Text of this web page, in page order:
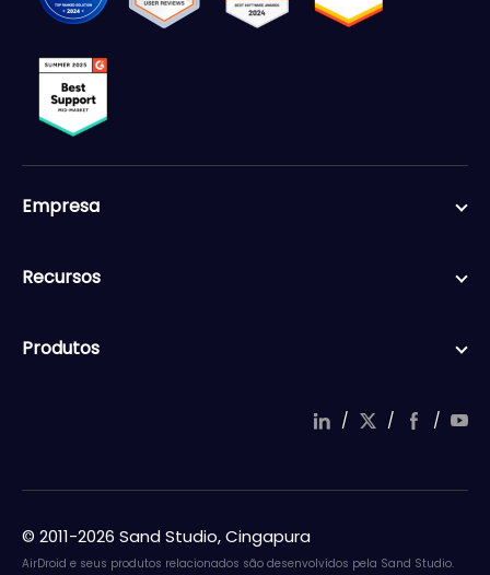
Empresa
Recursos
Produtos
/ / /
© 2011-2026 Sand Studio, Cingapura
AirDroid e seus produtos relacionados são desenvolvidos pela Sand Studio.